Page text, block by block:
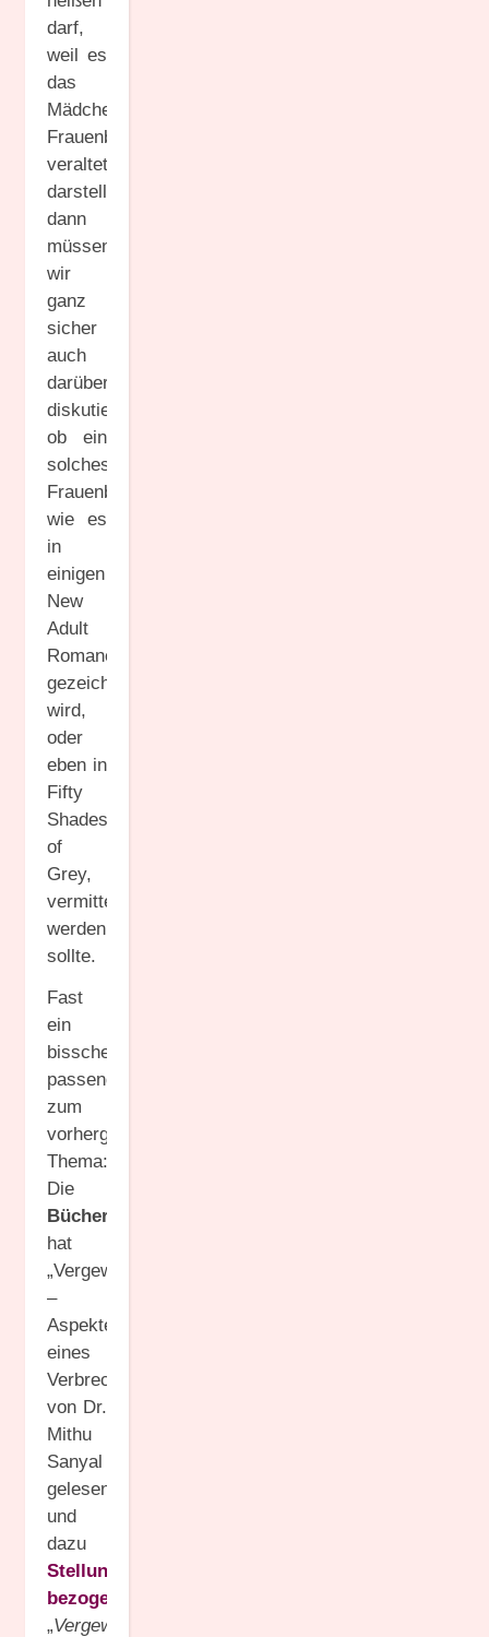
darf,
weil es
das
Mädchen-/
Frauenbild
veraltet
darstellt,
dann
müssen
wir
ganz
sicher
auch
darüber
diskutieren,
ob ein
solches
Frauenbild,
wie es
in
einigen
New
Adult
Romanen
gezeichnet
wird,
oder
eben in
Fifty
Shades
of
Grey,
vermittelt
werden
sollte.
Fast
ein
bisschen
passend
zum
vorhergehenden
Thema:
Die
Bücherkrähe
hat
„Vergewaltigung
–
Aspekte
eines
Verbrechens“
von Dr.
Mithu
Sanyal
gelesen
und
dazu
Stellung
bezogen
„Vergewaltigung